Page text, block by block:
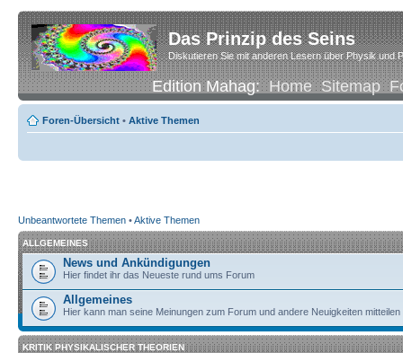
Das Prinzip des Seins
Diskutieren Sie mit anderen Lesern über Physik und
Edition Mahag:Home Sitemap
Foren-Übersicht • Aktive Themen
Unbeantwortete Themen •Aktive Themen
ALLGEMEINES
News und Ankündigungen
Hier findet ihr das Neueste rund ums Forum
Allgemeines
Hier kann man seine Meinungen zum Forum und andere Neuigkeiten mitteilen
KRITIK PHYSIKALISCHER THEORIEN